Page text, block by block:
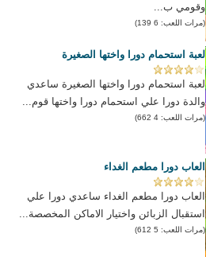
وقومي ب...
(مرات اللعب: 6 139)
لعبة استحمام دورا واختها الصغيرة
لعبة استحمام دورا واختها الصغيرة ساعدي
والدة دورا علي استحمام دورا واختها قوم...
(مرات اللعب: 4 662)
العاب دورا مطعم الغداء
العاب دورا مطعم الغداء ساعدي دورا علي
استقبال الزبائن واختيار الاماكن المخصصة...
(مرات اللعب: 5 612)